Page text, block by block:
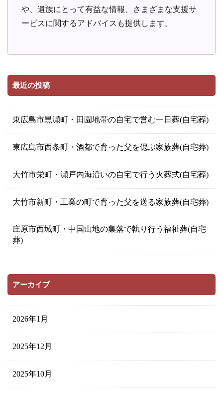
や、遺族にとって有益な情報、さまざまな支援サ
ービスに関するアドバイスも提供します。
最近の投稿
東広島市黒瀬町・田園地帯の自宅で営む一日葬(自宅葬)
東広島市西条町・酒都で育った父を偲ぶ家族葬(自宅葬)
大竹市栄町・瀬戸内海沿いの自宅で行う火葬式(自宅葬)
大竹市新町・工業の町で育った父を送る家族葬(自宅葬)
庄原市西城町・中国山地の集落で執り行う福祉葬(自宅
葬)
アーカイブ
2026年1月
2025年12月
2025年10月